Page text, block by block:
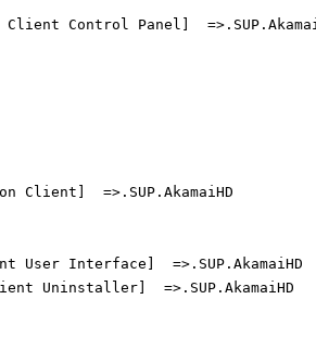
Control Panel]
Client]  =>.SUP.AkamaiHD
User Interface]  =>.SUP.AkamaiHD
Uninstaller]  =>.SUP.AkamaiHD